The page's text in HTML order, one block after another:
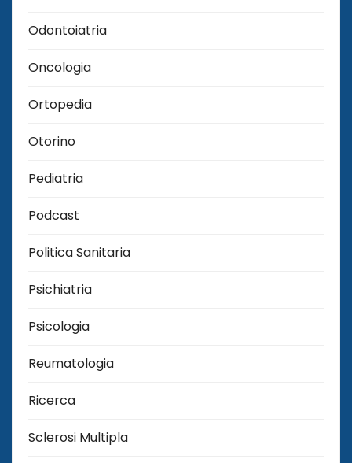
Odontoiatria
Oncologia
Ortopedia
Otorino
Pediatria
Podcast
Politica Sanitaria
Psichiatria
Psicologia
Reumatologia
Ricerca
Sclerosi Multipla